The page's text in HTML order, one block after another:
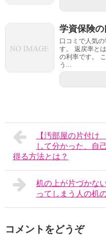
学資保険の
口コミで人気
す。 返戻率と
の利率です。
う...
【汚部屋の片付
して分かった、自
得る方法とは？
机の上が片づかな
ってしまう人の机
コメントをどうぞ